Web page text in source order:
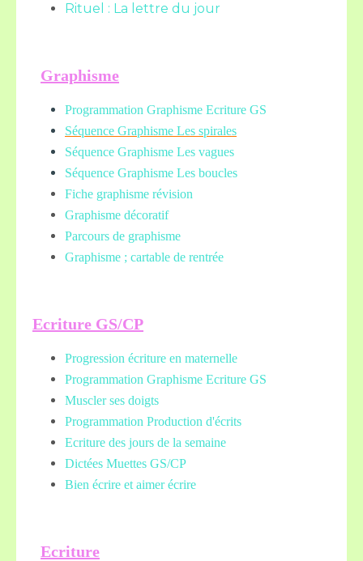
Rituel : La lettre du jour
Graphisme
Programmation Graphisme Ecriture GS
Séquence Graphisme Les spirales
Séquence Graphisme Les vagues
Séquence Graphisme Les boucles
Fiche graphisme révision
Graphisme décoratif
Parcours de graphisme
Graphisme ; cartable de rentrée
Ecriture GS/CP
Progression écriture en maternelle
Programmation Graphisme Ecriture GS
Muscler ses doigts
Programmation Production d'écrits
Ecriture des jours de la semaine
Dictées Muettes GS/CP
Bien écrire et aimer écrire
Ecriture